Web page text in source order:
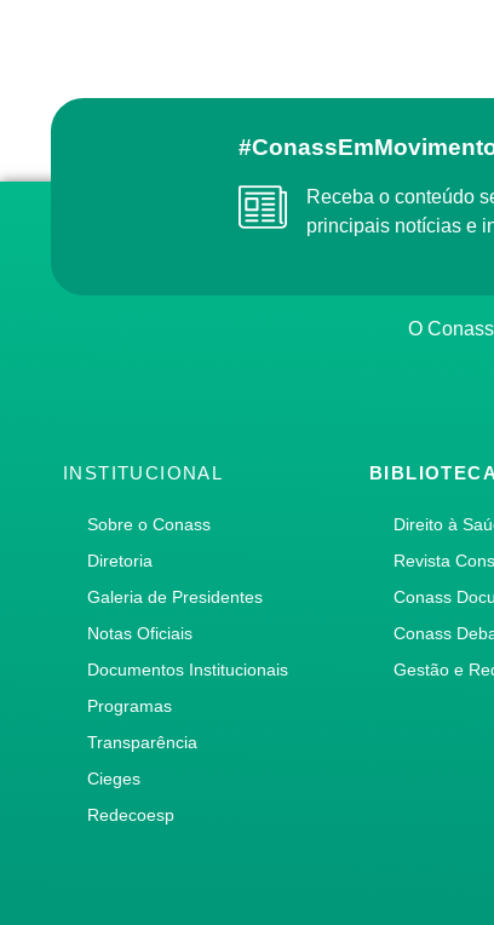
Receba o conteúdo semanal do Conass com as
principais notícias e
O
INSTITUCIONAL
Sobre o Conass
Diretoria
Galeria de Presidentes
Notas Oficiais
Documentos Institucionais
Programas
Transparência
Cieges
Redecoesp
Direito à
Revista
Conass
Conass
Gestão e